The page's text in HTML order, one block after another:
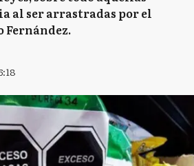
al ser arrastradas por el
Fernández.